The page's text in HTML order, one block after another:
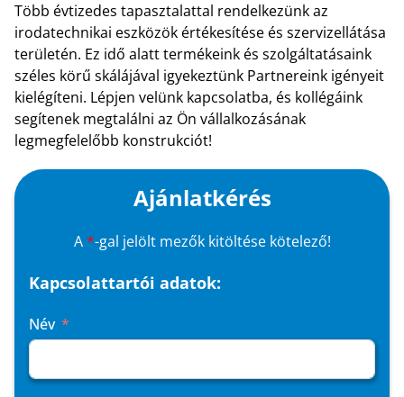
Több évtizedes tapasztalattal rendelkezünk az
irodatechnikai eszközök értékesítése és szervizellátása
területén. Ez idő alatt termékeink és szolgáltatásaink
széles körű skálájával igyekeztünk Partnereink igényeit
kielégíteni. Lépjen velünk kapcsolatba, és kollégáink
segítenek megtalálni az Ön vállalkozásának
legmegfelelőbb konstrukciót!
Ajánlatkérés
A*-gal jelölt mezők kitöltése kötelező!
Kapcsolattartói adatok:
Név